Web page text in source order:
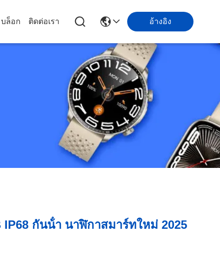
บล็อก ติดต่อเรา อ้างอิง
IP68 กันน้ํา นาฬิกาสมาร์ทใหม่ 2025